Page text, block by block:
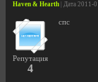
Haven & Hearth | Дата 2011-
Репутация
4
спс